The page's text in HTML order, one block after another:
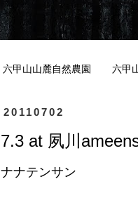
六甲山山麓自然農園 六甲
20110702
7.3 at 夙川
ナナテンサン